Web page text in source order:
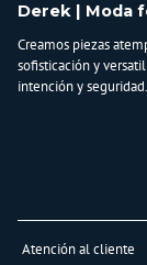
Derek | Moda
Creamos piezas
sofisticación y
intención y seguridad.
Atención al cliente